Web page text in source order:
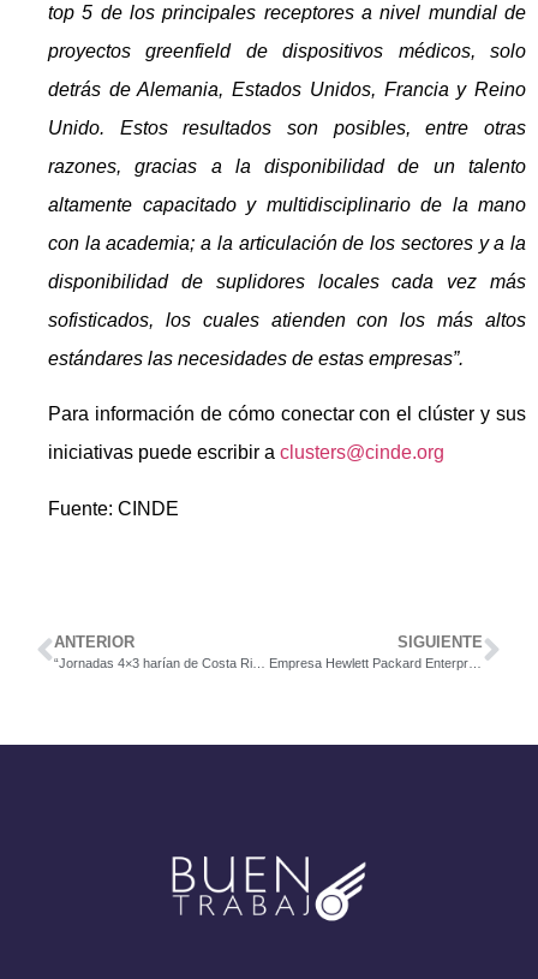
top 5 de los principales receptores a nivel mundial de
proyectos greenfield de dispositivos médicos, solo
detrás de Alemania, Estados Unidos, Francia y Reino
Unido. Estos resultados son posibles, entre otras
razones, gracias a la disponibilidad de un talento
altamente capacitado y multidisciplinario de la mano
con la academia; a la articulación de los sectores y a la
disponibilidad de suplidores locales cada vez más
sofisticados, los cuales atienden con los más altos
estándares las necesidades de estas empresas”.
Para información de cómo conectar con el clúster y sus
iniciativas puede escribir a clusters@cinde.org
Fuente: CINDE
ANTERIOR SIGUIENTE
Empresa Hewlett Packard Enterprise busca Global Supply Planner